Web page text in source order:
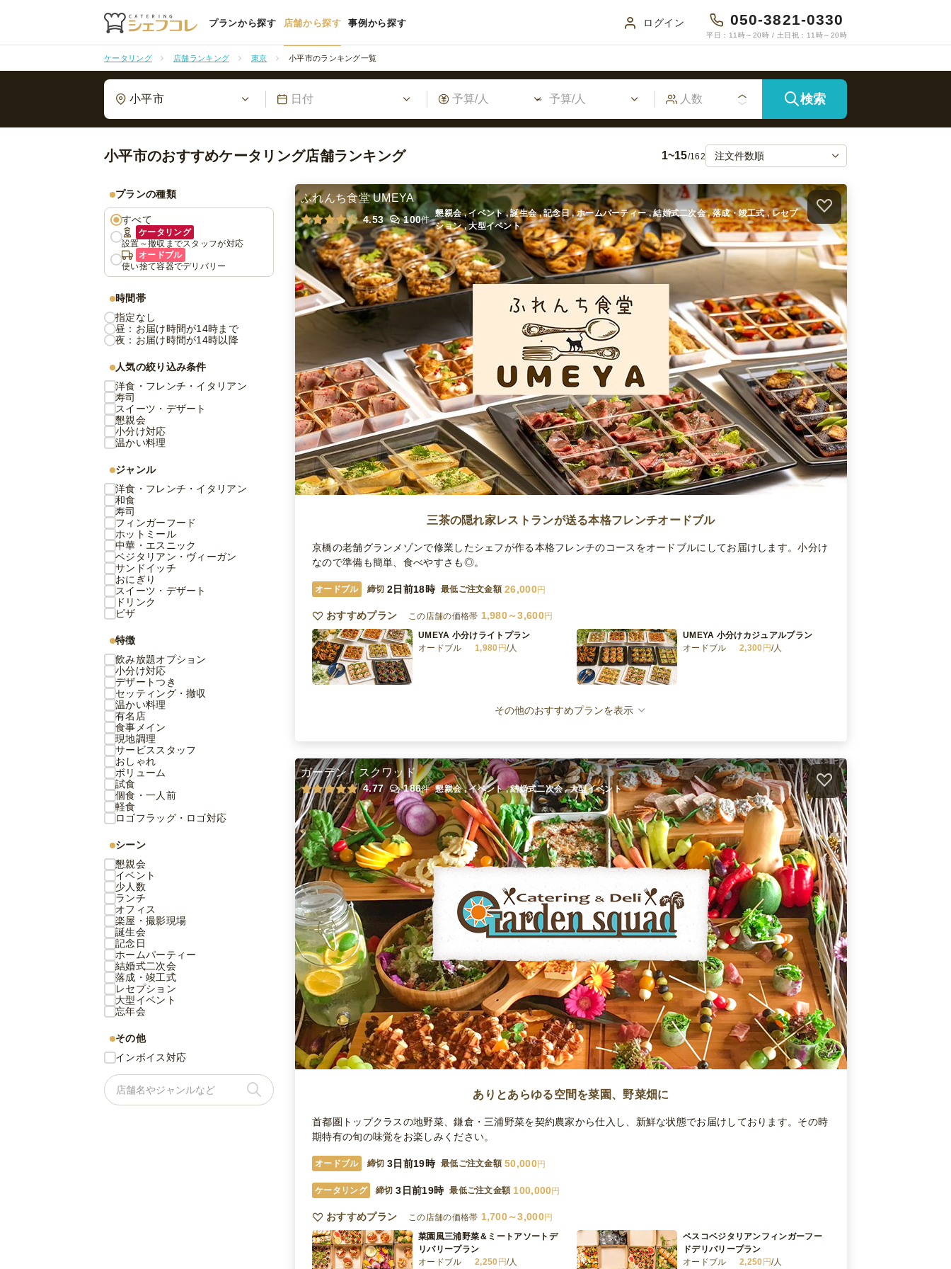
プランから探す 店舗から探す 事例から探す ログイン 050-3821-0330
平日：11時～20時 / 土日祝：11時～20時
ケータリング 店舗ランキング 東京 小平市のランキング一覧
小平市 日付 検索
小平市のおすすめケータリング店舗ランキング 1~15/162
ふれんち食堂 UMEYA
4.53 100件
懇親会 , イベント , 誕生会 , 記念日 , ホームパーティー , 結婚式二次会 , 落成・竣工式 , レセプ
ション , 大型イベント
三茶の隠れ家レストランが送る本格フレンチオードブル
京橋の老舗グランメゾンで修業したシェフが作る本格フレンチのコースをオードブルにしてお届けします。小分け
なので準備も簡単、食べやすさも◎。
オードブル 締切 2日前18時 最低ご注文金額 26,000円
おすすめプラン この店舗の価格帯 1,980～3,600円
UMEYA 小分けライトプラン
オードブル
1,980 円/人
UMEYA 小分けカジュアルプラン
オードブル
2,300 円/人
2,980円/人
UMEYA 小分けプレミアプラン
オードブル
3,600円/人
全てのプランを見る（5件）
その他のおすすめプランを表示
ガーデン・スクワッド
4.77 186件 懇親会 , イベント , 結婚式二次会 , 大型イベント
ありとあらゆる空間を菜園、野菜畑に
首都圏トップクラスの地野菜、鎌倉・三浦野菜を契約農家から仕入し、新鮮な状態でお届けしております。その時
期特有の旬の味覚をお楽しみください。
オードブル 締切 3日前19時 最低ご注文金額 50,000円
ケータリング 締切 3日前19時 最低ご注文金額 100,000円
おすすめプラン この店舗の価格帯 1,700～3,000円
菜園風三浦野菜＆ミートアソートデ
リバリープラン
オードブル
2,250 円/人
ペスコベジタリアンフィンガーフー
ドデリバリープラン
オードブル
2,250 円/人
プランの種類
すべて
ケータリング
設置～撤収までスタッフが対応
オードブル
使い捨て容器でデリバリー
時間帯
指定なし
昼：お届け時間が14時まで
夜：お届け時間が14時以降
人気の絞り込み条件
洋食・フレンチ・イタリアン
寿司
スイーツ・デザート
懇親会
小分け対応
温かい料理
ジャンル
洋食・フレンチ・イタリアン
和食
寿司
フィンガーフード
ホットミール
中華・エスニック
ベジタリアン・ヴィーガン
サンドイッチ
おにぎり
スイーツ・デザート
ドリンク
ピザ
特徴
飲み放題オプション
小分け対応
デザートつき
セッティング・撤収
温かい料理
有名店
食事メイン
現地調理
サービススタッフ
おしゃれ
ボリューム
試食
個食・一人前
軽食
ロゴフラッグ・ロゴ対応
シーン
懇親会
イベント
少人数
ランチ
オフィス
楽屋・撮影現場
誕生会
記念日
ホームパーティー
結婚式二次会
落成・竣工式
レセプション
大型イベント
忘年会
その他
インボイス対応